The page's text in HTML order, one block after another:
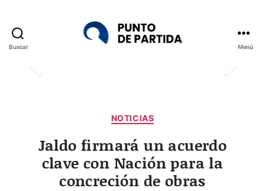
Buscar Menú
NOTICIAS
Jaldo firmará un acuerdo
clave con Nación para la
concreción de obras